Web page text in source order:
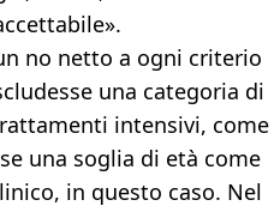
no netto a ogni criterio
una categoria di
intensivi, come
una soglia di età come
in questo caso. Nel